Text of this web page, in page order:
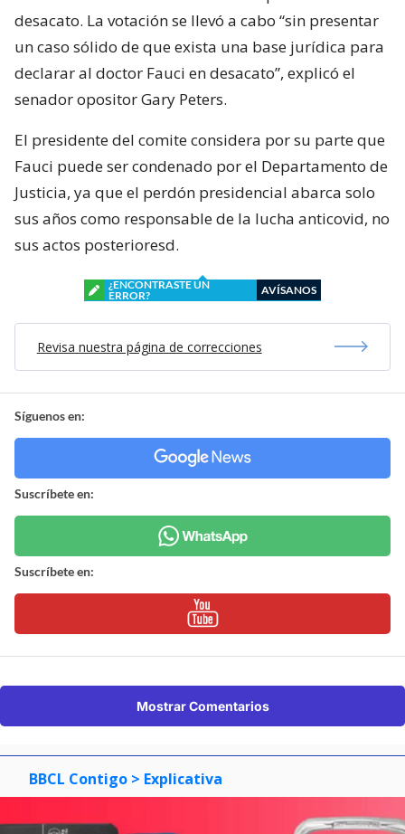
desacato. La votación se llevó a cabo “sin presentar
un caso sólido de que exista una base jurídica para
declarar al doctor Fauci en desacato”, explicó el
senador opositor Gary Peters.
El presidente del comite considera por su parte que
Fauci puede ser condenado por el Departamento de
Justicia, ya que el perdón presidencial abarca solo
sus años como responsable de la lucha anticovid, no
sus actos posterioresd.
¿ENCONTRASTE UN
ERROR?
AVÍSANOS
Revisa nuestra página de correcciones
Síguenos en:
Suscríbete en:
Suscríbete en:
Mostrar Comentarios
BBCL Contigo > Explicativa